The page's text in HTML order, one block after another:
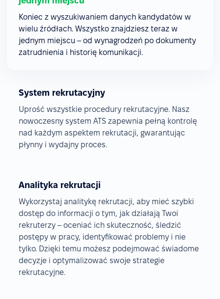
Koniec z wyszukiwaniem danych kandydatów w
wielu źródłach. Wszystko znajdziesz teraz w
jednym miejscu – od wynagrodzeń po dokumenty
zatrudnienia i historię komunikacji.
System rekrutacyjny
Uprość wszystkie procedury rekrutacyjne. Nasz
nowoczesny system ATS zapewnia pełną kontrolę
nad każdym aspektem rekrutacji, gwarantując
płynny i wydajny proces.
Analityka rekrutacji
Wykorzystaj analitykę rekrutacji, aby mieć szybki
dostęp do informacji o tym, jak działają Twoi
rekruterzy – oceniać ich skuteczność, śledzić
postępy w pracy, identyfikować problemy i nie
tylko. Dzięki temu możesz podejmować świadome
decyzje i optymalizować swoje strategie
rekrutacyjne.